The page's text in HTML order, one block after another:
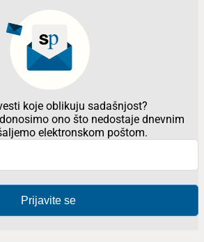
koje oblikuju sadašnjost?
ono što nedostaje dnevnim
elektronskom poštom.
Prijavite se